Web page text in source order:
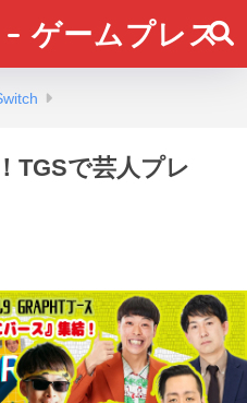
ゲームプレス
TGSで芸人プレ